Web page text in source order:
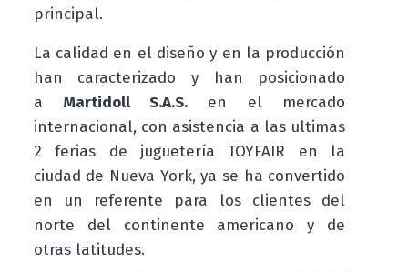
principal.
La calidad en el diseño y en la producción
han caracterizado y han posicionado
a Martidoll S.A.S.
en el mercado
internacional, con asistencia a las ultimas
2 ferias de juguetería TOYFAIR en la
ciudad de Nueva York, ya se ha convertido
en un referente para los clientes del
norte del continente americano y de
otras latitudes.